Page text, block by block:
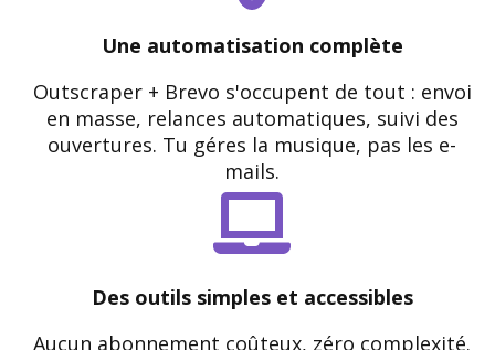
Une automatisation complète
Outscraper + Brevo s'occupent de tout : envoi
en masse, relances automatiques, suivi des
ouvertures. Tu géres la musique, pas les e-
mails.
Des outils simples et accessibles
Aucun abonnement coûteux, zéro complexité.